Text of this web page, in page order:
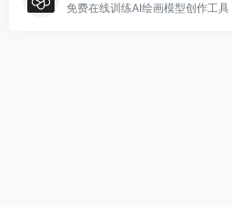
免费在线训练AI绘画模型创作工具